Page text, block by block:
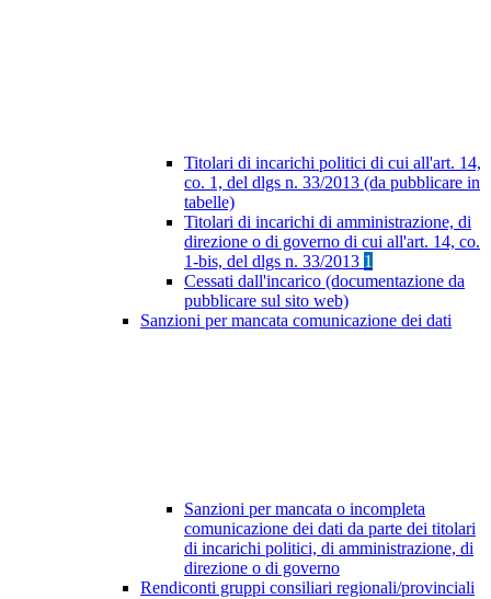
Titolari di incarichi politici di cui all'art. 14,
co. 1, del dlgs n. 33/2013 (da pubblicare in
tabelle)
Titolari di incarichi di amministrazione, di
direzione o di governo di cui all'art. 14, co.
1-bis, del dlgs n. 33/2013 1
Cessati dall'incarico (documentazione da
pubblicare sul sito web)
Sanzioni per mancata comunicazione dei dati
Sanzioni per mancata o incompleta
comunicazione dei dati da parte dei titolari
di incarichi politici, di amministrazione, di
direzione o di governo
Rendiconti gruppi consiliari regionali/provinciali